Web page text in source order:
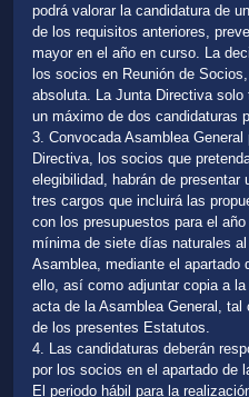
podrá valorar la candidatura de
de los requisitos anteriores,
mayor en el año en curso. La
los socios en Reunión de
absoluta. La Junta Directiva
un máximo de dos candidaturas
3. Convocada Asamblea
Directiva, los socios que
elegibilidad, habrán de presentar
tres cargos que incluirá las
con los presupuestos para el
mínima de siete días naturales
Asamblea, mediante el apartado
ello, así como adjuntar copia a
acta de la Asamblea General,
de los presentes Estatutos.
4. Las candidaturas deberán
por los socios en el apartado de
El periodo hábil para la